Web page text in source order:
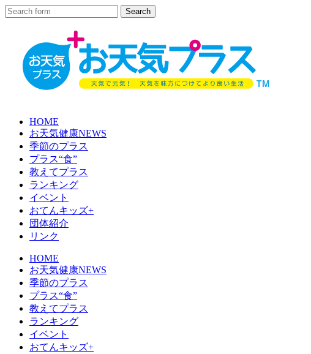
HOME
お天気健康NEWS
季節のプラス
プラス“食”
教えてプラス
ランキング
イベント
おてんキッズ+
団体紹介
リンク
HOME
お天気健康NEWS
季節のプラス
プラス“食”
教えてプラス
ランキング
イベント
おてんキッズ+